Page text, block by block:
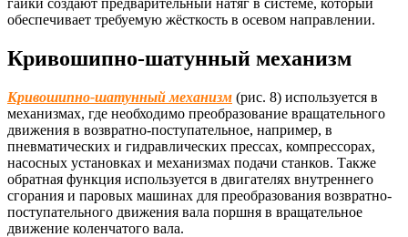
обеспечивает требуемую жёсткость в осевом направлении.
Кривошипно-шатунный механизм
Кривошипно-шатунный механизм (рис. 8) используется в
механизмах, где необходимо преобразование вращательного
движения в возвратно-поступательное, например, в
пневматических и гидравлических прессах, компрессорах,
насосных установках и механизмах подачи станков. Также
обратная функция используется в двигателях внутреннего
сгорания и паровых машинах для преобразования возвратно-
поступательного движения вала поршня в вращательное
движение коленчатого вала.